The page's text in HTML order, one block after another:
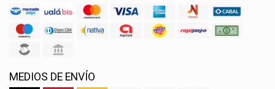
MEDIOS DE ENVÍO